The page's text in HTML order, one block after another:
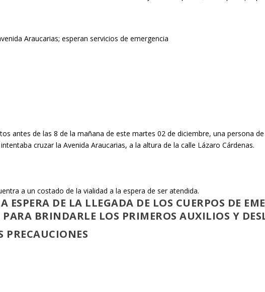
antes de las 8 de la mañana de estemartes 02 de diciembre, una persona
cruzar laAvenida Araucarias, a la altura de la calle Lázaro Cárdenas.
a un costado de la vialidad a la espera de ser atendida.
ESPERA DE LA LLEGADA DE LOS CUERPOS DE
BRINDARLE LOS PRIMEROS AUXILIOS Y
PRECAUCIONES